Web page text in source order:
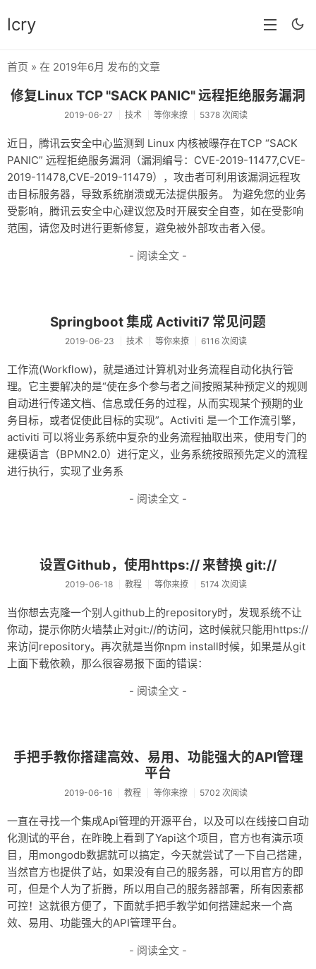
lcry
分类
分享
技术
教程
生活
AI
友链
关于
首页 » 在 2019年6月 发布的文章
修复Linux TCP "SACK PANIC" 远程拒绝服务漏洞
2019-06-27 技术 等你来撩 5378 次阅读
近日，腾讯云安全中心监测到 Linux 内核被曝存在TCP “SACK
PANIC” 远程拒绝服务漏洞（漏洞编号：CVE-2019-11477,CVE-
2019-11478,CVE-2019-11479），攻击者可利用该漏洞远程攻
击目标服务器，导致系统崩溃或无法提供服务。 为避免您的业务
受影响，腾讯云安全中心建议您及时开展安全自查，如在受影响
范围，请您及时进行更新修复，避免被外部攻击者入侵。
- 阅读全文 -
Springboot 集成 Activiti7 常见问题
2019-06-23 技术 等你来撩 6116 次阅读
工作流(Workflow)，就是通过计算机对业务流程自动化执行管
理。它主要解决的是“使在多个参与者之间按照某种预定义的规则
自动进行传递文档、信息或任务的过程，从而实现某个预期的业
务目标，或者促使此目标的实现”。Activiti 是一个工作流引擎，
activiti 可以将业务系统中复杂的业务流程抽取出来，使用专门的
建模语言（BPMN2.0）进行定义，业务系统按照预先定义的流程
进行执行，实现了业务系
- 阅读全文 -
设置Github，使用https:// 来替换 git://
2019-06-18 教程 等你来撩 5174 次阅读
当你想去克隆一个别人github上的repository时，发现系统不让
你动，提示你防火墙禁止对git://的访问，这时候就只能用https://
来访问repository。再次就是当你npm install时候，如果是从git
上面下载依赖，那么很容易报下面的错误：
- 阅读全文 -
手把手教你搭建高效、易用、功能强大的API管理
平台
2019-06-16 教程 等你来撩 5702 次阅读
一直在寻找一个集成Api管理的开源平台，以及可以在线接口自动
化测试的平台，在昨晚上看到了Yapi这个项目，官方也有演示项
目，用mongodb数据就可以搞定，今天就尝试了一下自己搭建，
当然官方也提供了站，如果没有自己的服务器，可以用官方的即
可，但是个人为了折腾，所以用自己的服务器部署，所有因素都
可控！这就很方便了，下面就手把手教学如何搭建起来一个高
效、易用、功能强大的API管理平台。
- 阅读全文 -